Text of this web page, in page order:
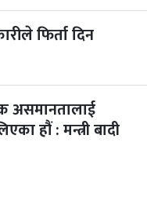
फिर्ता दिन
असमानतालाई
हौं : मन्त्री बादी